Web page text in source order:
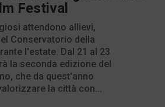
Festival
attendono allievi,
Conservatorio della
l'estate. Dal 21 al 23
la seconda edizione del
che da quest'anno
la città con...